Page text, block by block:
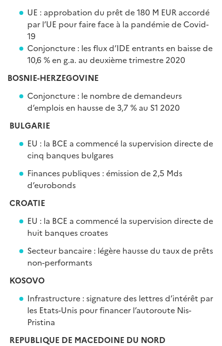
UE : approbation du prêt de 180 M EUR accordé
par l’UE pour faire face à la pandémie de Covid-
19
Conjoncture : les flux d’IDE entrants en baisse de
10,6 % en g.a. au deuxième trimestre 2020
BOSNIE-HERZEGOVINE
Conjoncture : le nombre de demandeurs
d’emplois en hausse de 3,7 % au S1 2020
BULGARIE
EU : la BCE a commencé la supervision directe de
cinq banques bulgares
Finances publiques : émission de 2,5 Mds
d’eurobonds
CROATIE
EU : la BCE a commencé la supervision directe de
huit banques croates
Secteur bancaire : légère hausse du taux de prêts
non-performants
KOSOVO
Infrastructure : signature des lettres d’intérêt par
les Etats-Unis pour financer l’autoroute Nis-
Pristina
REPUBLIQUE DE MACEDOINE DU NORD